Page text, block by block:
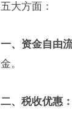
五大方面：
一、 资金自由
金。
二、 税收优惠：